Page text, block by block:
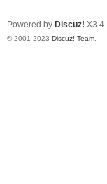
Powered by Discuz! X3.4
© 2001-2023 Discuz! Team